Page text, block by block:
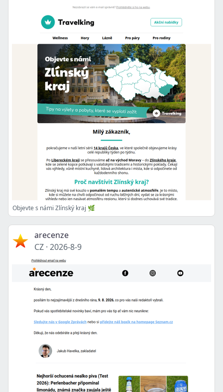
Objevte s námi Zlínský kraj 🌿
arecenze
CZ · 2026-8-9